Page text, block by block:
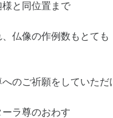
と同位置まで
仏像の作例数もとても
のご祈願をしていただ
ラ尊のおわす